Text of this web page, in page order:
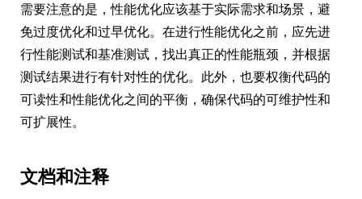
需要注意的是，性能优化应该基于实际需求和场景，避
免过度优化和过早优化。在进行性能优化之前，应先进
行性能测试和基准测试，找出真正的性能瓶颈，并根据
测试结果进行有针对性的优化。此外，也要权衡代码的
可读性和性能优化之间的平衡，确保代码的可维护性和
可扩展性。
文档和注释